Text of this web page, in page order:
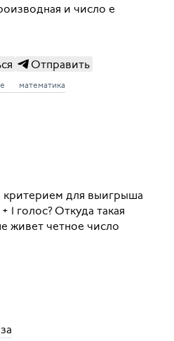
и число e
Отправить
математика
для выигрыша
1 голос? Откуда такая
живет четное число